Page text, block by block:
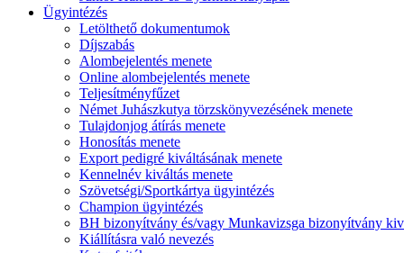
Ügyintézés
Letölthető dokumentumok
Díjszabás
Alombejelentés menete
Online alombejelentés menete
Teljesítményfűzet
Német Juhászkutya törzskönyvezésének menete
Tulajdonjog átírás menete
Honosítás menete
Export pedigré kiváltásának menete
Kennelnév kiváltás menete
Szövetségi/Sportkártya ügyintézés
Champion ügyintézés
BH bizonyítvány és/vagy Munkavizsga bizonyítvány
Kiállításra való nevezés